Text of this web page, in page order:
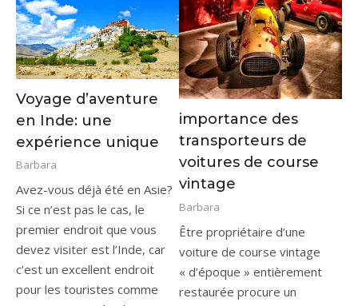
Voyage d’aventure
en Inde: une
expérience unique
Barbara
Avez-vous déjà été en Asie?
Si ce n’est pas le cas, le
premier endroit que vous
devez visiter est l’Inde, car
c’est un excellent endroit
pour les touristes comme
importance des
transporteurs de
voitures de course
vintage
Barbara
Être propriétaire d’une
voiture de course vintage
« d’époque » entièrement
restaurée procure un